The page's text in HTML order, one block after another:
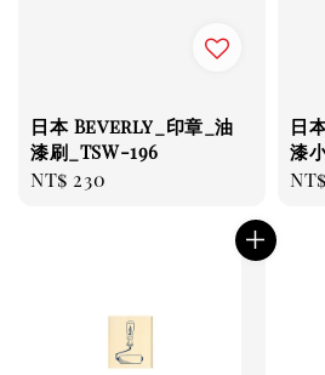
日本 Beverly_印章_油
漆刷_TSW-196
Regular
NT$ 230
日
漆